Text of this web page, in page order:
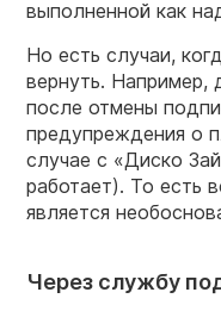
выполненной как
Но есть случаи,
вернуть. Например,
после отмены
предупреждения о
случае с «Диско
работает). То есть
является
Через службу